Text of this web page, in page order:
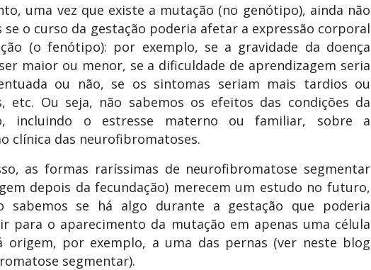
uma vez que existe a mutação (no genótipo), ainda não
se o curso da gestação poderia afetar a expressão corporal
(o fenótipo): por exemplo, se a gravidade da doença
maior ou menor, se a dificuldade de aprendizagem seria
ou não, se os sintomas seriam mais tardios ou
etc. Ou seja, não sabemos os efeitos das condições da
incluindo o estresse materno ou familiar, sobre a
clínica das neurofibromatoses.
as formas raríssimas de neurofibromatose segmentar
depois da fecundação) merecem um estudo no futuro,
sabemos se há algo durante a gestação que poderia
para o aparecimento da mutação em apenas uma célula
origem, por exemplo, a uma das pernas (ver neste blog
segmentar).